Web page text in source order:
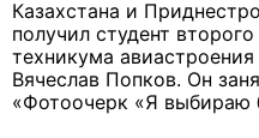
Казахстана и
получил студент
техникума
Вячеслав Попков. Он
«Фотоочерк «Я выбираю